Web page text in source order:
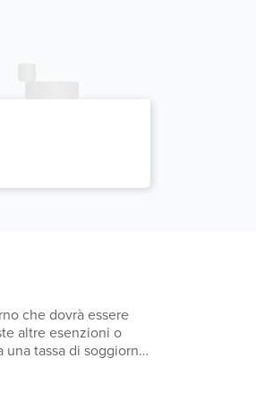
che dovrà essere
altre esenzioni o
tassa di soggiorno: